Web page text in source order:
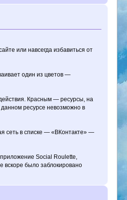
или навсегда избавиться от
один из цветов —
Красным — ресурсы, на
ресурсе невозможно в
сеть в списке — «ВКонтакте» —
Social Roulette,
вскоре было заблокировано